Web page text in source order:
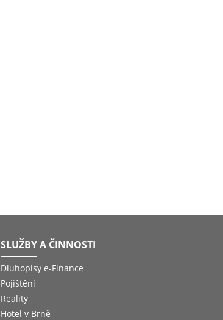
SLUŽBY A ČINNOSTI
Dluhopisy e-Finance
Pojištění
Reality
Hotel v Brně